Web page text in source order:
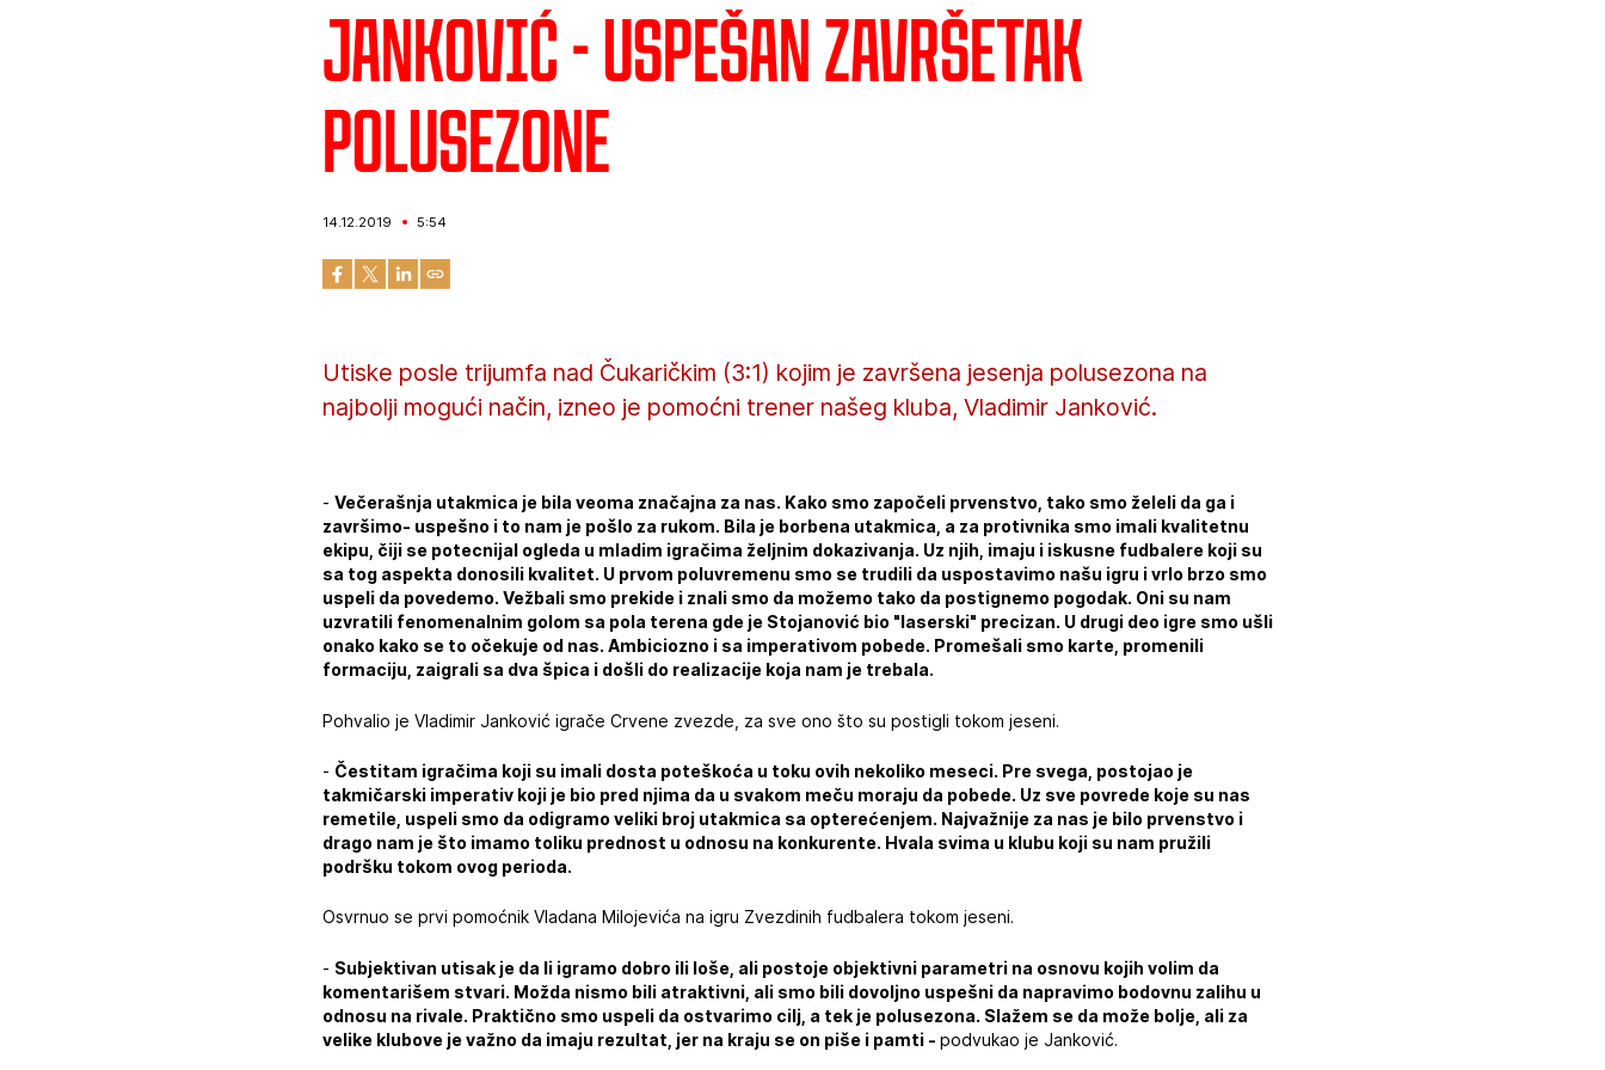
Janković - Uspešan završetak
polusezone
14.12.2019 5:54
Utiske posle trijumfa nad Čukaričkim (3:1) kojim je završena jesenja polusezona na
najbolji mogući način, izneo je pomoćni trener našeg kluba, Vladimir Janković.
-Večerašnja utakmica je bila veoma značajna za nas. Kako smo započeli prvenstvo, tako smo želeli da ga i
završimo- uspešno i to nam je pošlo za rukom. Bila je borbena utakmica, a za protivnika smo imali kvalitetnu
ekipu, čiji se potecnijal ogleda u mladim igračima željnim dokazivanja. Uz njih, imaju i iskusne fudbalere koji su
sa tog aspekta donosili kvalitet. U prvom poluvremenu smo se trudili da uspostavimo našu igru i vrlo brzo smo
uspeli da povedemo. Vežbali smo prekide i znali smo da možemo tako da postignemo pogodak. Oni su nam
uzvratili fenomenalnim golom sa pola terena gde je Stojanović bio "laserski" precizan. U drugi deo igre smo ušli
onako kako se to očekuje od nas. Ambiciozno i sa imperativom pobede. Promešali smo karte, promenili
formaciju, zaigrali sa dva špica i došli do realizacije koja nam je trebala.
Pohvalio je Vladimir Janković igrače Crvene zvezde, za sve ono što su postigli tokom jeseni.
- Čestitam igračima koji su imali dosta poteškoća u toku ovih nekoliko meseci. Pre svega, postojao je
takmičarski imperativ koji je bio pred njima da u svakom meču moraju da pobede. Uz sve povrede koje su nas
remetile, uspeli smo da odigramo veliki broj utakmica sa opterećenjem. Najvažnije za nas je bilo prvenstvo i
drago nam je što imamo toliku prednost u odnosu na konkurente. Hvala svima u klubu koji su nam pružili
podršku tokom ovog perioda.
Osvrnuo se prvi pomoćnik Vladana Milojevića na igru Zvezdinih fudbalera tokom jeseni.
- Subjektivan utisak je da li igramo dobro ili loše, ali postoje objektivni parametri na osnovu kojih volim da
komentarišem stvari. Možda nismo bili atraktivni, ali smo bili dovoljno uspešni da napravimo bodovnu zalihu u
odnosu na rivale. Praktično smo uspeli da ostvarimo cilj, a tek je polusezona. Slažem se da može bolje, ali za
velike klubove je važno da imaju rezultat, jer na kraju se on piše i pamti -podvukao je Janković.